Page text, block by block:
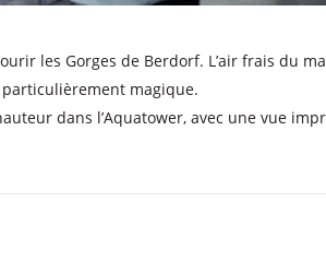
les Gorges de Berdorf. L’air frais du
magique.
dans l’Aquatower, avec une vue